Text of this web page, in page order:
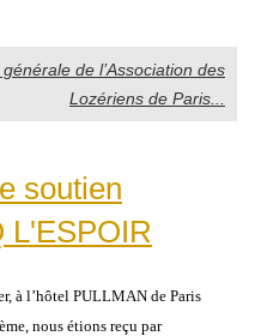
de l’Association des
Lozériens de Paris...
soutien
L'ESPOIR
à l’hôtel PULLMAN de Paris
nous étions reçu par